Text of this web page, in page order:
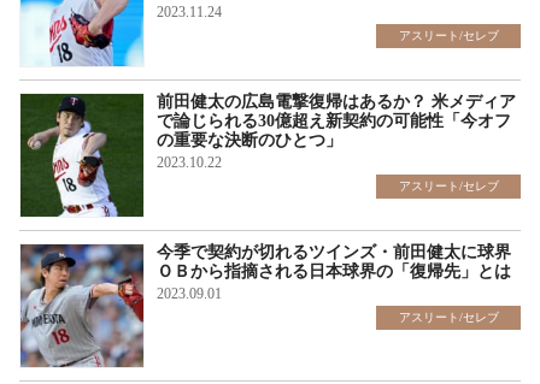
2023.11.24
アスリート/セレブ
前田健太の広島電撃復帰はあるか？ 米メディア
で論じられる30億超え新契約の可能性「今オフ
の重要な決断のひとつ」
2023.10.22
アスリート/セレブ
今季で契約が切れるツインズ・前田健太に球界
ＯＢから指摘される日本球界の「復帰先」とは
2023.09.01
アスリート/セレブ